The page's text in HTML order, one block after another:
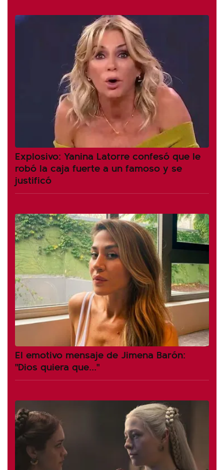
Explosivo: Yanina Latorre confesó que le
robó la caja fuerte a un famoso y se
justificó
El emotivo mensaje de Jimena Barón:
"Dios quiera que..."